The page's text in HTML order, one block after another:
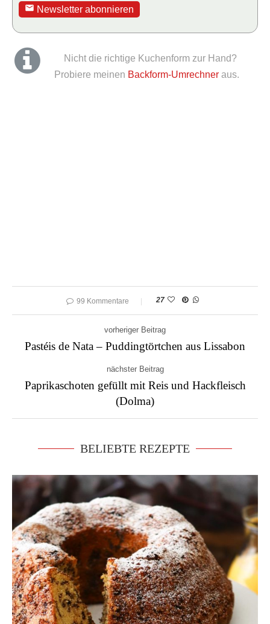
Newsletter abonnieren
Nicht die richtige Kuchenform zur Hand?
Probiere meinen Backform-Umrechner aus.
99 Kommentare 27
vorheriger Beitrag
Pastéis de Nata – Puddingtörtchen aus Lissabon
nächster Beitrag
Paprikaschoten gefüllt mit Reis und Hackfleisch
(Dolma)
BELIEBTE REZEPTE